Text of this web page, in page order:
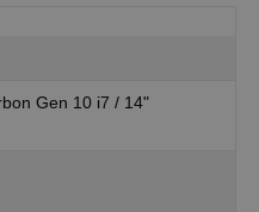
Gen 10 i7 / 14"